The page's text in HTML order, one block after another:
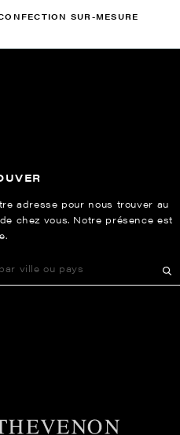
SUR-MESURE
adresse pour nous trouver au
chez vous. Notre présence est